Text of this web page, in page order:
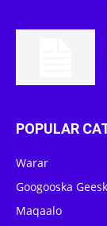
POPULAR
Warar
Googooska
Maqaalo